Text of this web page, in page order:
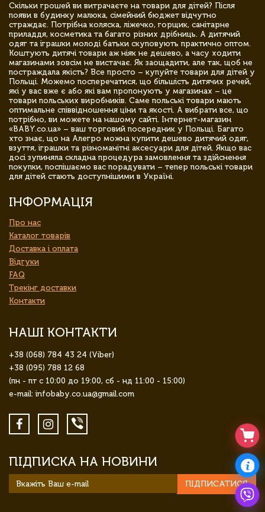
Скільки грошей ви витрачаєте на товари для дітей? Після
появи в будинку малюка, сімейний бюджет відчутно
страждає. Потрібна коляска, ліжечко, горщик, санітарне
приладдя, косметика та багато різних дрібниць. А дитячий
одяг та іграшки молоді батьки скуповують практично оптом.
Коштують дитячі товари аж ніяк не дешево, а часу ходити
магазинами зовсім не вистачає. Як заощадити, але так, щоб не
постраждала якість? Все просто – купуйте товари для дітей у
Польщі. Можемо посперечатися, що більшість дитячих речей,
які у вас вже є або які вам пропонують у магазинах – це
товари польських виробників. Саме польські товари мають
оптимальне співвідношення ціни та якості. А вибрати все, що
потрібно, ви можете на нашому сайті. Інтернет-магазин
«BABY.co.ua» – ваш торговий посередник у Польщі. Багато
хто знає, що на Алегро можна купити дешево дитячий одяг,
взуття, іграшки та різноманітні аксесуари для дітей. Якщо вас
досі зупиняла складна процедура замовлення та здійснення
покупки, поспішаємо вас порадувати – тепер польські товари
для дітей стають доступнішими в Україні.
ІНФОРМАЦІЯ
Про нас
Каталог товарів
Доставка і оплата
Відгуки
FAQ
Трекінг доставки
Контакти
НАШІ КОНТАКТИ
+38 (068) 784 43 24 (Viber)
+38 (095) 788 12 68
(пн - пт с 10:00 до 19:00, сб - нд 11:00 - 15:00)
e-mail: infobaby.co.ua@gmail.com
ПІДПИСКА НА НОВИНИ
ПІДПИСАТИСЯ